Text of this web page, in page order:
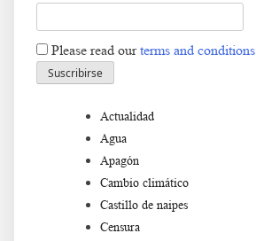
Please read ourterms and conditions
Actualidad
Agua
Apagón
Cambio climático
Castillo de naipes
Censura